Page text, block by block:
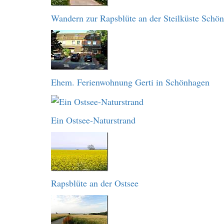
Wandern zur Rapsblüte an der Steilküste
Ehem. Ferienwohnung Gerti in Schönhagen
Ein Ostsee-Naturstrand
Rapsblüte an der Ostsee